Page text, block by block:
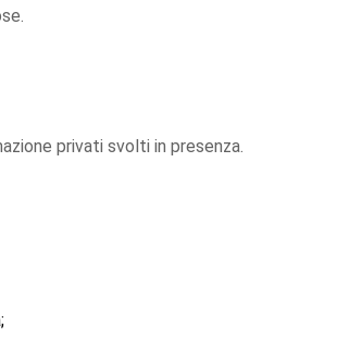
privati svolti in presenza.